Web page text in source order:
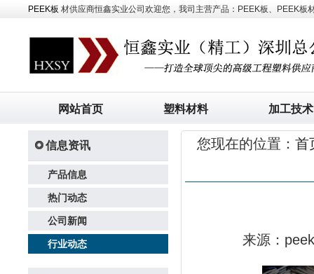
PEEK板 材供应商恒鑫实业公司欢迎您，我司主营产品：PEEK板、PEEK板
网站首页 塑料材料 加工技术
信息资讯
产品信息
热门动态
公司新闻
行业动态
您现在的位置： 首
来源：